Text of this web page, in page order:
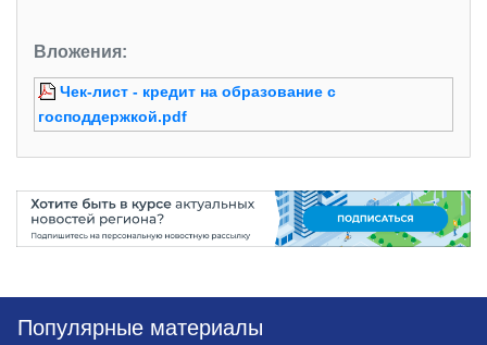
Вложения:
Чек-лист - кредит на образование с
господдержкой.pdf
Популярные материалы